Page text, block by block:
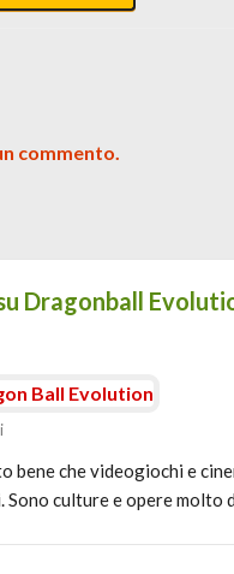
commento.
Dragonball
Ball Evolution
bene che videogiochi e
Sono culture e opere molto